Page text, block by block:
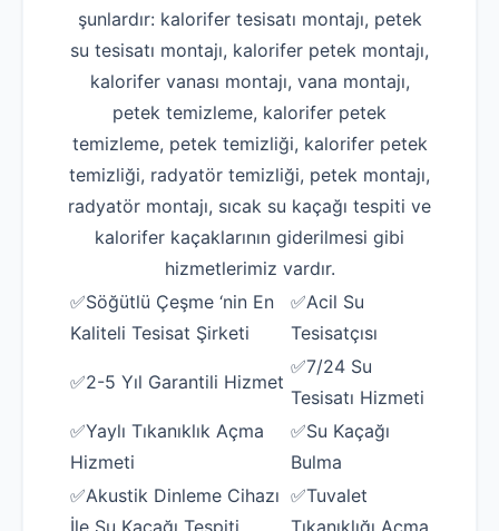
şunlardır: kalorifer tesisatı montajı, petek
su tesisatı montajı, kalorifer petek montajı,
kalorifer vanası montajı, vana montajı,
petek temizleme, kalorifer petek
temizleme, petek temizliği, kalorifer petek
temizliği, radyatör temizliği, petek montajı,
radyatör montajı, sıcak su kaçağı tespiti ve
kalorifer kaçaklarının giderilmesi gibi
hizmetlerimiz vardır.
✅Söğütlü Çeşme ‘nin En
Kaliteli Tesisat Şirketi
✅Acil Su
Tesisatçısı
✅2-5 Yıl Garantili Hizmet
✅7/24 Su
Tesisatı Hizmeti
✅Yaylı Tıkanıklık Açma
Hizmeti
✅Su Kaçağı
Bulma
✅Akustik Dinleme Cihazı
İle Su Kaçağı Tespiti
✅Tuvalet
Tıkanıklığı Açma